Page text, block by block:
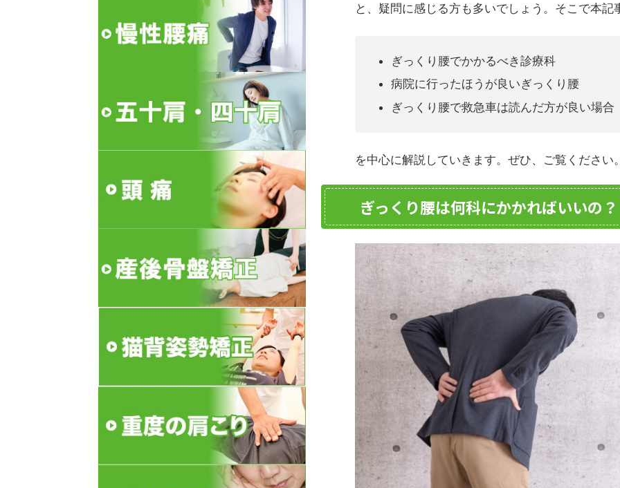
と、疑問に感じる方も多いでしょう。そこで本記
ぎっくり腰でかかるべき診療科
病院に行ったほうが良いぎっくり腰
ぎっくり腰で救急車は読んだ方が良い場合
を中心に解説していきます。ぜひ、ご覧ください
ぎっくり腰は何科にかかればいいの？